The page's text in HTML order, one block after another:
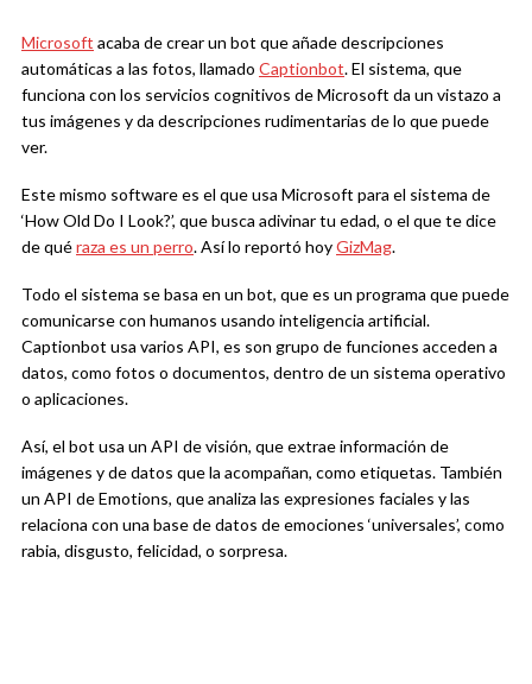
Microsoft acaba de crear un bot que añade descripciones
automáticas a las fotos, llamado Captionbot. El sistema, que
funciona con los servicios cognitivos de Microsoft da un vistazo a
tus imágenes y da descripciones rudimentarias de lo que puede
ver.
Este mismo software es el que usa Microsoft para el sistema de
‘How Old Do I Look?’, que busca adivinar tu edad, o el que te dice
de quéraza es un perro. Así lo reportó hoyGizMag.
Todo el sistema se basa en un bot, que es un programa que puede
comunicarse con humanos usando inteligencia artificial.
Captionbot usa varios API, es son grupo de funciones acceden a
datos, como fotos o documentos, dentro de un sistema operativo
o aplicaciones.
Así, el bot usa un API de visión, que extrae información de
imágenes y de datos que la acompañan, como etiquetas. También
un API de Emotions, que analiza las expresiones faciales y las
relaciona con una base de datos de emociones ‘universales’, como
rabia, disgusto, felicidad, o sorpresa.